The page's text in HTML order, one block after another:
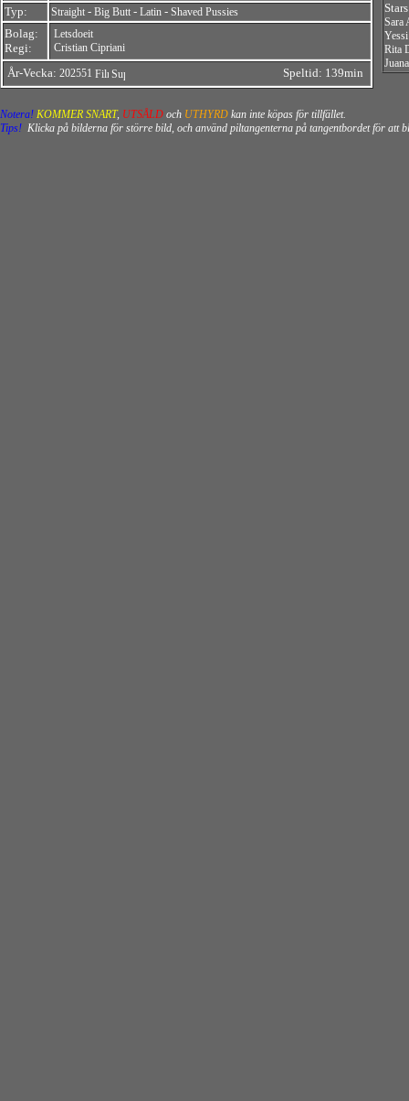
Typ:
Straight - Big Butt - Latin - Shaved Pussies
Bolag:
Regi:
Letsdoeit
Cristian Cipriani
År-Vecka: 202551 Speltid: 139min
Sara
Yessi
Rita
Notera! KOMMER SNART, UTSÅLD och UTHYRD kan inte köpas för tillfället.
Tips! Klicka på bilderna för större bild, och använd piltangenterna på tangentbordet för att